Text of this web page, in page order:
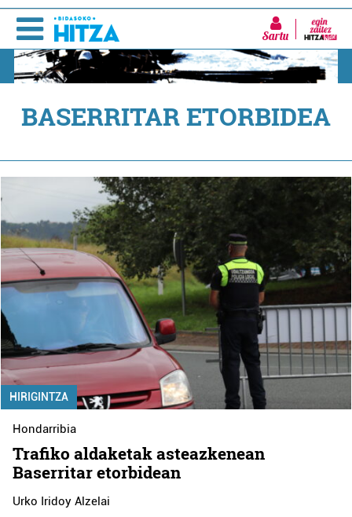
Sartu
BASERRITAR ETORBIDEA
HIRIGINTZA
Hondarribia
Trafiko aldaketak asteazkenean
Baserritar etorbidean
Urko Iridoy Alzelai